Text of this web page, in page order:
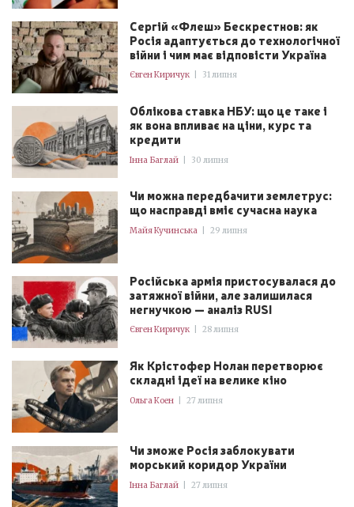
Сергій «Флеш» Бескрестнов: як
Росія адаптується до технологічної
війни і чим має відповісти Україна
Євген Киричук 31 липня
Облікова ставка НБУ: що це таке і
як вона впливає на ціни, курс та
кредити
Інна Баглай 30 липня
Чи можна передбачити землетрус:
що насправді вміє сучасна наука
Майя Кучинська 29 липня
Російська армія пристосувалася до
затяжної війни, але залишилася
негнучкою — аналіз RUSI
Євген Киричук 28 липня
Як Крістофер Нолан перетворює
складні ідеї на велике кіно
Ольга Коен 27 липня
Чи зможе Росія заблокувати
морський коридор України
Інна Баглай 27 липня